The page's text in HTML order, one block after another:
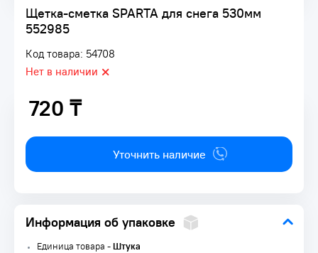
Щетка-сметка SPARTA для снега 530мм
552985
Код товара: 54708
Нет в наличии
720 ₸
720 ₸
Уточнить наличие
Информация об упаковке
Единица товара -Штука